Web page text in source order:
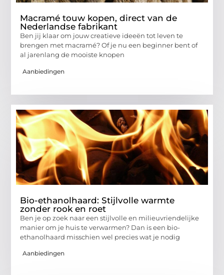
Macramé touw kopen, direct van de
Nederlandse fabrikant
Ben jij klaar om jouw creatieve ideeën tot leven te
brengen met macramé? Of je nu een beginner bent of
al jarenlang de mooiste knopen
Aanbiedingen
Bio-ethanolhaard: Stijlvolle warmte
zonder rook en roet
Ben je op zoek naar een stijlvolle en milieuvriendelijke
manier om je huis te verwarmen? Dan is een bio-
ethanolhaard misschien wel precies wat je nodig
Aanbiedingen